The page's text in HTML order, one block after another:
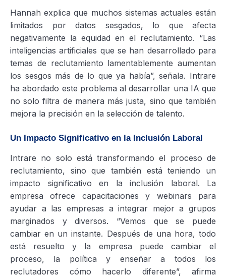
Hannah explica que muchos sistemas actuales están
limitados por datos sesgados, lo que afecta
negativamente la equidad en el reclutamiento. “Las
inteligencias artificiales que se han desarrollado para
temas de reclutamiento lamentablemente aumentan
los sesgos más de lo que ya había”, señala. Intrare
ha abordado este problema al desarrollar una IA que
no solo filtra de manera más justa, sino que también
mejora la precisión en la selección de talento.
Un Impacto Significativo en la Inclusión Laboral
Intrare no solo está transformando el proceso de
reclutamiento, sino que también está teniendo un
impacto significativo en la inclusión laboral. La
empresa ofrece capacitaciones y webinars para
ayudar a las empresas a integrar mejor a grupos
marginados y diversos. “Vemos que se puede
cambiar en un instante. Después de una hora, todo
está resuelto y la empresa puede cambiar el
proceso, la política y enseñar a todos los
reclutadores cómo hacerlo diferente”, afirma